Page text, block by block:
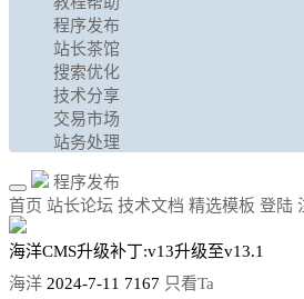
程序发布
站长茶馆
搜索优化
技术分享
交易市场
站务处理
程序发布
首页 站长论坛 技术文档 精选模板 登陆
海洋CMS升级补丁:v13升级至v13.1
海洋 2024-7-11 7167 只看Ta